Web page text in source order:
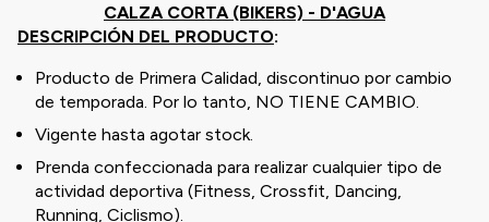
CALZA CORTA (BIKERS) - D'AGUA
DESCRIPCIÓN DEL PRODUCTO:
Producto de Primera Calidad, discontinuo por cambio
de temporada. Por lo tanto, NO TIENE CAMBIO.
Vigente hasta agotar stock.
Prenda confeccionada para realizar cualquier tipo de
actividad deportiva (Fitness, Crossfit, Dancing,
Running, Ciclismo).